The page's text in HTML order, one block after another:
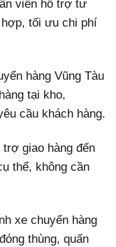
viên hỗ trợ tư
tối ưu chi phí
hàng Vũng Tàu
tại kho,
cầu khách hàng.
giao hàng đến
thể, không cần
xe chuyển hàng
thùng, quấn